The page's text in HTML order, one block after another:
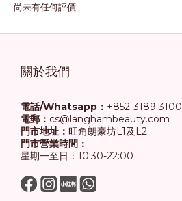
尚未有任何評價
關於我們
電話/Whatsapp： +852-3189 3100
電郵： cs@langhambeauty.com
門市地址： 旺角朗豪坊L1及L2
門市營業時間：
星期一至日：10:30-22:00